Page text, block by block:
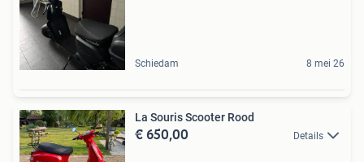
Schiedam 8 mei 26
La Souris Scooter Rood
€ 650,00 Details